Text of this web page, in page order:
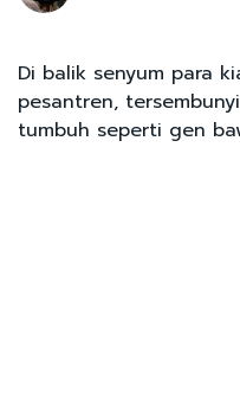
Di balik senyum para
pesantren,
tumbuh seperti gen